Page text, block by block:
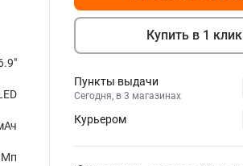
Мп
Купить в 1 клик
Пункты выдачи
Сегодня, в 3 магазинах
Курьером